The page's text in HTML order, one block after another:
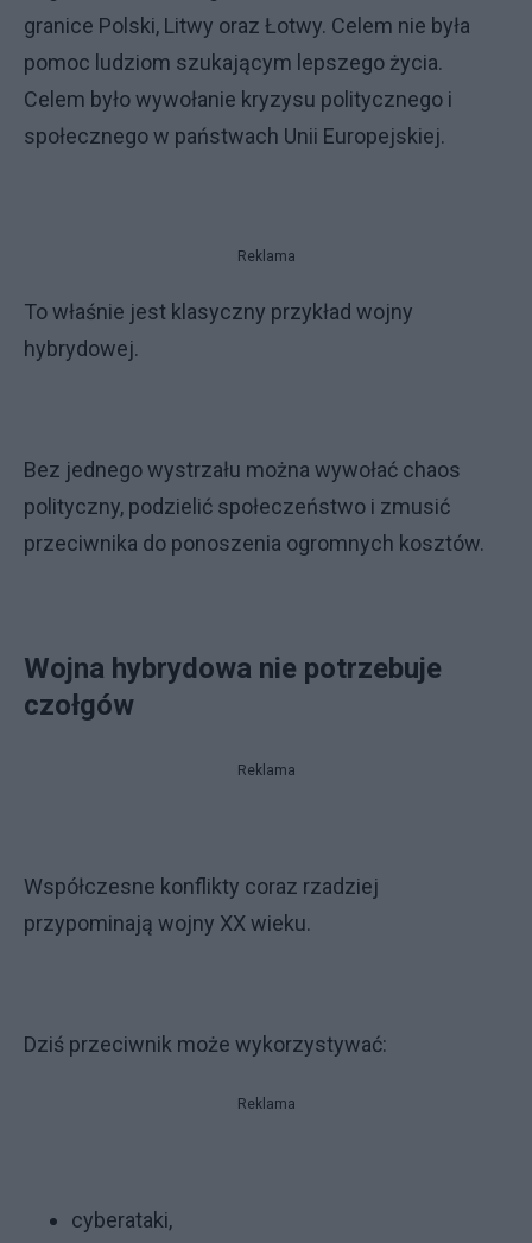
granice Polski, Litwy oraz Łotwy. Celem nie była
pomoc ludziom szukającym lepszego życia.
Celem było wywołanie kryzysu politycznego i
społecznego w państwach Unii Europejskiej.
Reklama
To właśnie jest klasyczny przykład wojny
hybrydowej.
Bez jednego wystrzału można wywołać chaos
polityczny, podzielić społeczeństwo i zmusić
przeciwnika do ponoszenia ogromnych kosztów.
Wojna hybrydowa nie potrzebuje
czołgów
Reklama
Współczesne konflikty coraz rzadziej
przypominają wojny XX wieku.
Dziś przeciwnik może wykorzystywać:
Reklama
cyberataki,